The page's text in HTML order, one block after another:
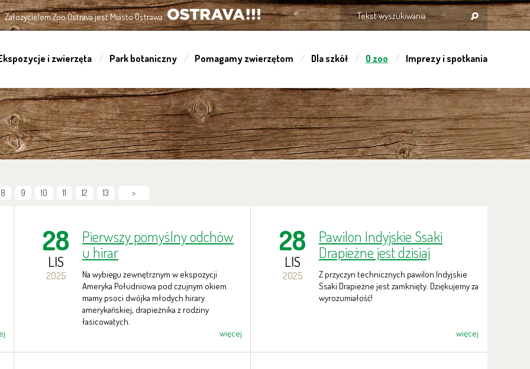
Założycielem Zoo Ostrava jest Miasto Ostrawa
OSTRAVA!!!
i zwierzęta Park botaniczny Pomagamy zwierzętom Dla szkół O zoo Imprezy i spotkania
8 9 10 11 12 13 >
28
LIS
2025
Pierwszy pomyślny odchów
u hirar
Na wybiegu zewnętrznym w ekspozycji
Ameryka Południowa pod czujnym okiem
mamy psoci dwójka młodych hirary
amerykańskiej, drapieżnika z rodziny
łasicowatych.
więcej
28
LIS
2025
Pawilon Indyjskie Ssaki
Drapieżne jest dzisiaj
zamknięty.
Z przyczyn technicznych pawilon Indyjskie
Ssaki Drapieżne jest zamknięty. Dziękujemy za
wyrozumiałość!
więcej